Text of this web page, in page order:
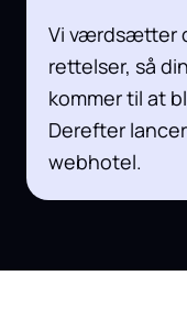
Vi værdsætter
rettelser, så
kommer til at
Derefter
webhotel.